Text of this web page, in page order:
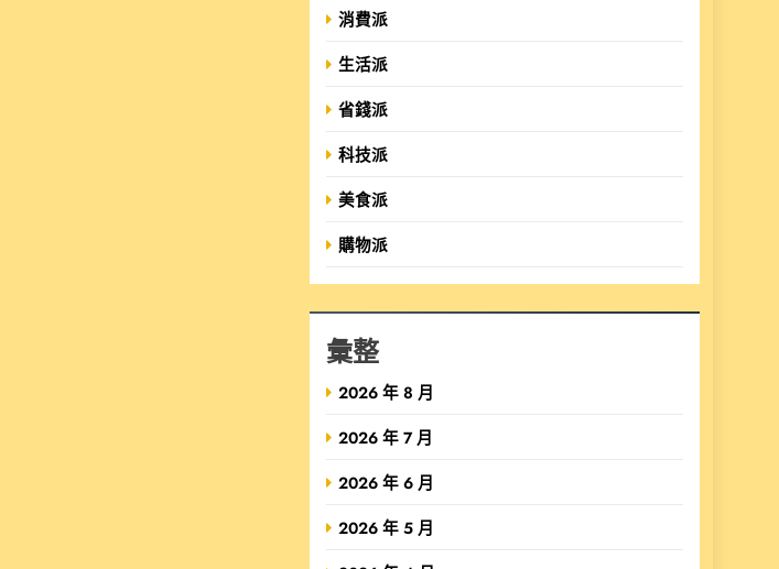
消費派
生活派
省錢派
科技派
美食派
購物派
彙整
2026 年 8 月
2026 年 7 月
2026 年 6 月
2026 年 5 月